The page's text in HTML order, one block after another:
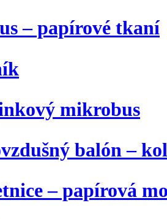
– papírové tkaní
mikrobus
balón –
– papírová